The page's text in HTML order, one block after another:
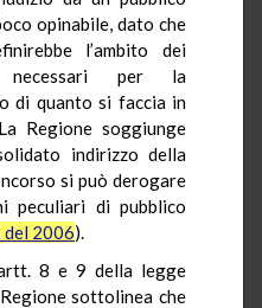
opinabile, dato che
l’ambito dei
necessari per la
di quanto si faccia in
Regione soggiunge
indirizzo della
si può derogare
peculiari di pubblico
del 2006).
8 e 9 della legge
sottolinea che